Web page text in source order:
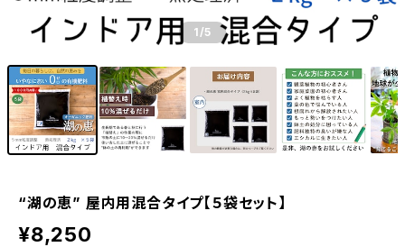
1 /5
“湖の恵” 屋内用混合タイプ【５袋セット】
¥8,250